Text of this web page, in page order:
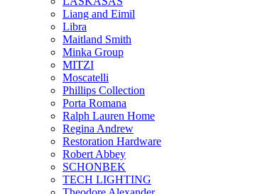
Liang and Eimil
Libra
Maitland Smith
Minka Group
MITZI
Moscatelli
Phillips Collection
Porta Romana
Ralph Lauren Home
Regina Andrew
Restoration Hardware
Robert Abbey
SCHONBEK
TECH LIGHTING